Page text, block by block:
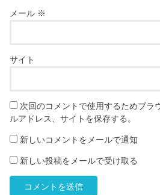
メール ※
サイト
次回のコメントで使用するためブラ
ルアドレス、サイトを保存する。
新しいコメントをメールで通知
新しい投稿をメールで受け取る